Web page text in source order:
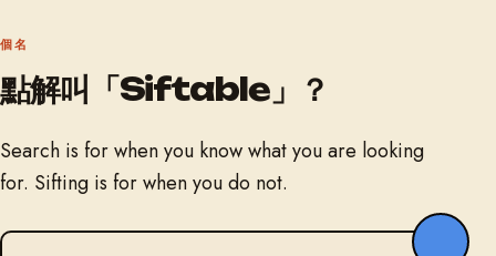
個名
點解叫「Siftable」？
Search is for when you know what you are looking
for. Sifting is for when you do not.